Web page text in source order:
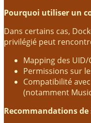
Pourquoi utiliser un
Dans certains cas,
privilégié peut
Mapping des
Permissions sur
Compatibilité
(notamment
Recommandations